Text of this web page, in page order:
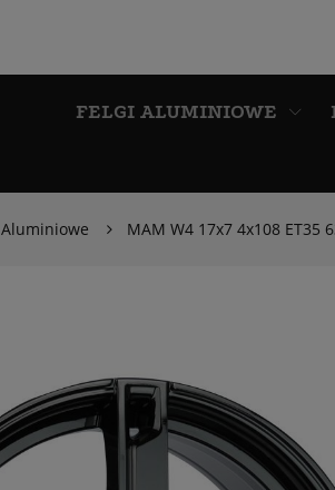
FELGI ALUMINIOWE
Aluminiowe MAM W4 17x7 4x108 ET35